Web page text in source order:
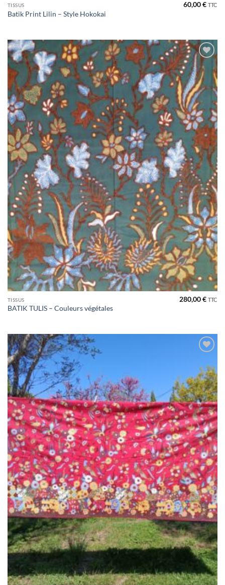
TISSUS
Batik Print Lilin – Style Hokokai
60,00€ TTC
Ajouter
à la liste
de
souhaits
TISSUS
BATIK TULIS – Couleurs végétales
280,00€ TTC
à la liste
de
souhaits